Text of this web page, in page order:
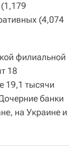
(4,074
филиальной
18
19,1 тысячи
банки
на Украине и